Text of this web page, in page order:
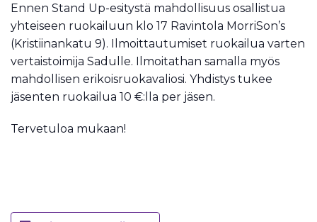
Ennen Stand Up-esitystä mahdollisuus osallistua
yhteiseen ruokailuun klo 17 Ravintola MorriSon’s
(Kristiinankatu 9). Ilmoittautumiset ruokailua varten
vertaistoimija Sadulle. Ilmoitathan samalla myös
mahdollisen erikoisruokavaliosi. Yhdistys tukee
jäsenten ruokailua 10 €:lla per jäsen.
Tervetuloa mukaan!